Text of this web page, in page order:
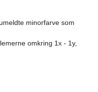
minorfarve som
omkring 1x - 1y,